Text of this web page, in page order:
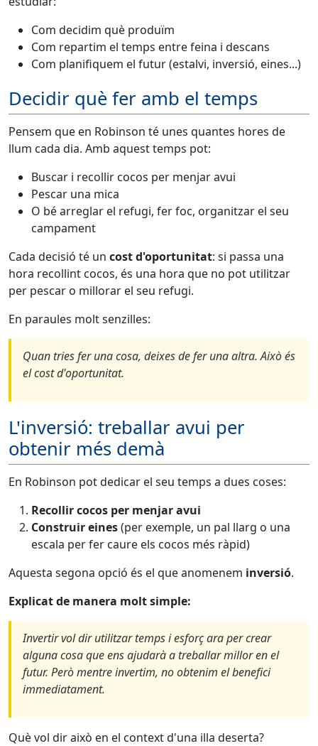
Com decidim què produïm
Com repartim el temps entre feina i descans
Com planifiquem el futur (estalvi, inversió, eines...)
Decidir què fer amb el temps
Pensem que en Robinson té unes quantes hores de
llum cada dia. Amb aquest temps pot:
Buscar i recollir cocos per menjar avui
Pescar una mica
O bé arreglar el refugi, fer foc, organitzar el seu
campament
Cada decisió té un cost d'oportunitat: si passa una
hora recollint cocos, és una hora que no pot utilitzar
per pescar o millorar el seu refugi.
En paraules molt senzilles:
Quan tries fer una cosa, deixes de fer una altra. Això és
el cost d'oportunitat.
L'inversió: treballar avui per
obtenir més demà
En Robinson pot dedicar el seu temps a dues coses:
Recollir cocos per menjar avui
Construir eines(per exemple, un pal llarg o una
escala per fer caure els cocos més ràpid)
Aquesta segona opció és el que anomenem inversió.
Explicat de manera molt simple:
Invertir vol dir utilitzar temps i esforç ara per crear
alguna cosa que ens ajudarà a treballar millor en el
futur. Però mentre invertim, no obtenim el benefici
immediatament.
Què vol dir això en el context d'una illa deserta?